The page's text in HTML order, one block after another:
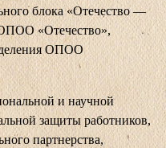
блока «Отечество —
«Отечество»,
ОПОО
и научной
защиты работников,
партнерства,